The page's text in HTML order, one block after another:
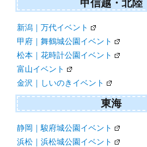
甲信越・北陸
新潟｜万代イベント
甲府｜舞鶴城公園イベント
松本｜花時計公園イベント
富山イベント
金沢｜しいのきイベント
東海
静岡｜駿府城公園イベント
浜松｜浜松城公園イベント